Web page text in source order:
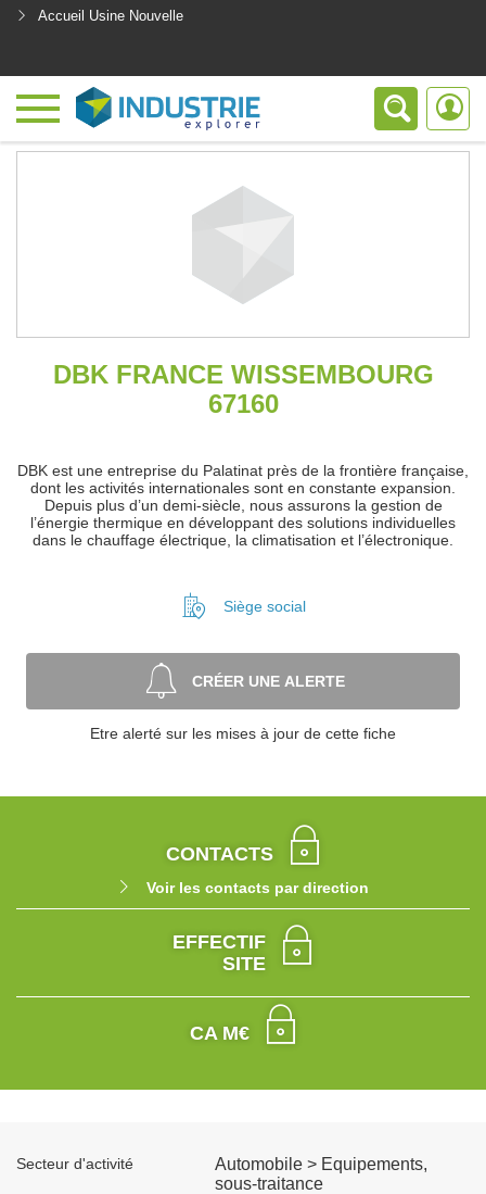
Accueil Usine Nouvelle
DBK FRANCE WISSEMBOURG
67160
DBK est une entreprise du Palatinat près de la frontière française,
dont les activités internationales sont en constante expansion.
Depuis plus d’un demi-siècle, nous assurons la gestion de
l’énergie thermique en développant des solutions individuelles
dans le chauffage électrique, la climatisation et l’électronique.
Siège social
CRÉER UNE ALERTE
Etre alerté sur les mises à jour de cette fiche
CONTACTS
Voir les contacts par direction
EFFECTIF
SITE
CA M€
Secteur d'activité
Automobile > Equipements,
sous-traitance